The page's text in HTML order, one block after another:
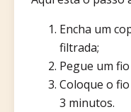
Encha um
filtrada;
Pegue um
Coloque o
3 minutos.